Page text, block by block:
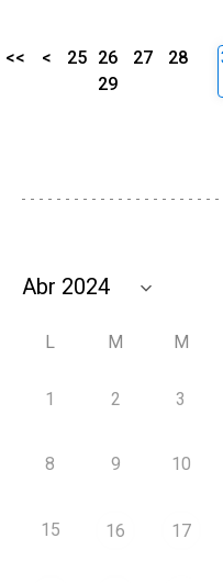
<< < 25 26 27
28
29
L M M
1 2 3
8 9 10
15 16 17